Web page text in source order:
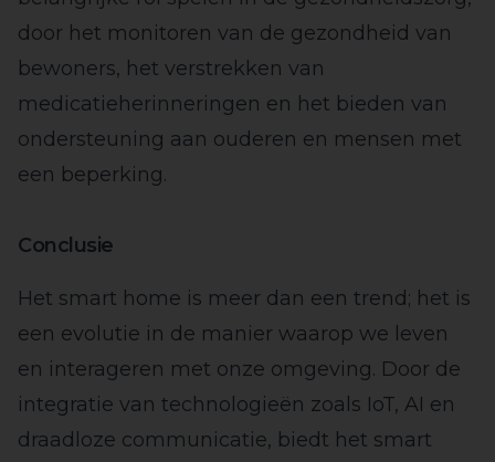
door het monitoren van de gezondheid van
bewoners, het verstrekken van
medicatieherinneringen en het bieden van
ondersteuning aan ouderen en mensen met
een beperking.
Conclusie
Het smart home is meer dan een trend; het is
een evolutie in de manier waarop we leven
en interageren met onze omgeving. Door de
integratie van technologieën zoals IoT, AI en
draadloze communicatie, biedt het smart